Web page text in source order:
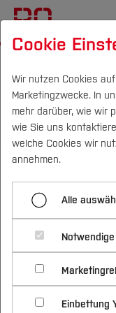
Campus
Studium
Vor dem
Bewerben &
Im Studium
Nach dem
Profil
Beratung &
Profil
Präsidium
Verwaltung
Senat
Kanzler
Stabsstellen
Leitbild und
Cookie
Wir nutzen Cookies
Marketingzwecke. In
mehr darüber, wie wir
wie Sie uns
welche Cookies wir
annehmen.
Alle
Einbettung